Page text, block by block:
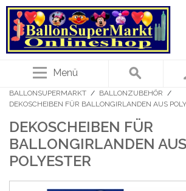
Menü
BALLONSUPERMARKT / BALLONZUBEHÖR /
DEKOSCHEIBEN FÜR BALLONGIRLANDEN AUS
DEKOSCHEIBEN FÜR
BALLONGIRLANDEN AUS
POLYESTER